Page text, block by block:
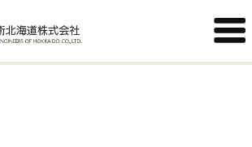
/home/jcehokkaido/jce-
webadmin/wp-
function/atp_pageinfo.php
612
